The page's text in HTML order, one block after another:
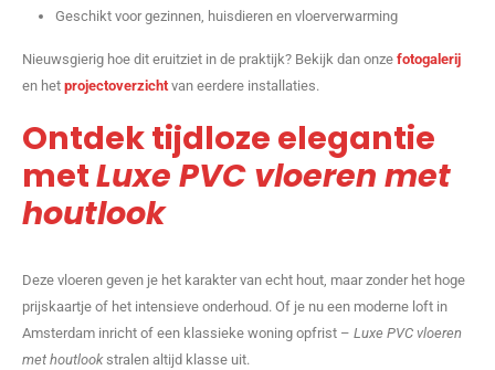
Geschikt voor gezinnen, huisdieren en vloerverwarming
Nieuwsgierig hoe dit eruitziet in de praktijk? Bekijk dan onze fotogalerij
en het projectoverzicht van eerdere installaties.
Ontdek tijdloze elegantie
metLuxe PVC vloeren met
houtlook
Deze vloeren geven je het karakter van echt hout, maar zonder het hoge
prijskaartje of het intensieve onderhoud. Of je nu een moderne loft in
Amsterdam inricht of een klassieke woning opfrist – Luxe PVC vloeren
met houtlookstralen altijd klasse uit.